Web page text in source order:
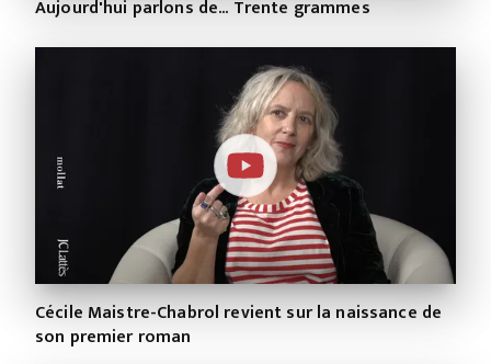
Aujourd'hui parlons de... Trente grammes
Cécile Maistre-Chabrol revient sur la naissance de
son premier roman